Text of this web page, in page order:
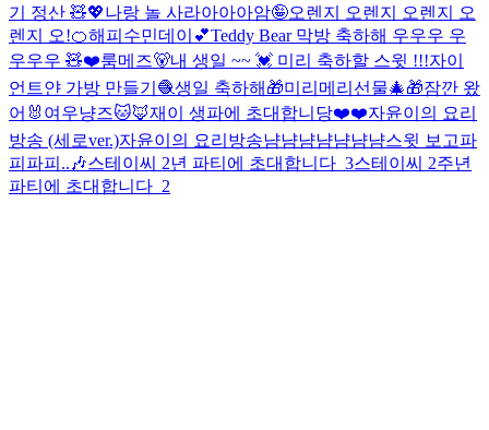
기 정산 🧸💖나랑 놀 사라아아아암🤪오렌지 오렌지 오렌지 오
렌지 오!🍊해피수민데이💕Teddy Bear 막방 축하해 우우우 우
우우우 🧸❤️룸메즈🐻내 생일 ~~ 💓 미리 축하할 스윗 !!!자이
언트얀 가방 만들기🧶생일 축하해🎁미리메리선물🎄🎁잠깐 왔
어🐰 여우냥즈🐱🦊재이 생파에 초대합니당❤️❤️자윤이의 요리
방송 (세로ver.)자윤이의 요리방송냠냠냠냠냠냠냠스윗 보고파
피파피..🎶스테이씨 2년 파티에 초대합니다_3스테이씨 2주년
파티에 초대합니다_2